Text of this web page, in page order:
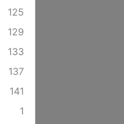
125
129
133
137
141
1